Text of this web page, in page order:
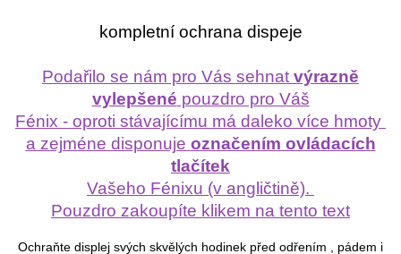
kompletní ochrana dispeje
Podařilo se nám pro Vás sehnat výrazně
vylepšené pouzdro pro Váš
Fénix - oproti stávajícímu má daleko více hmoty
a zejméne disponuje označením ovládacích
tlačítek
Vašeho Fénixu (v angličtině).
Pouzdro zakoupíte klikem na tento text
Ochraňte displej svých skvělých hodinek před odřením , pádem i